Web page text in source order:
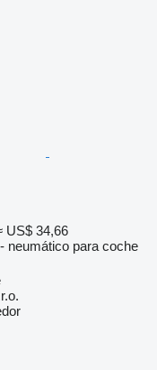
US$ 34,66
neumático para coche